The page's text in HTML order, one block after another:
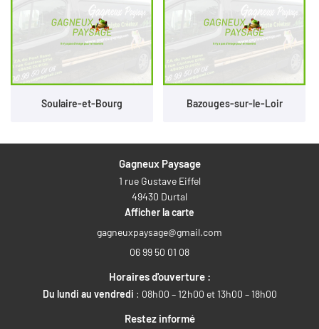
Soulaire-et-Bourg Bazouges-sur-le-Loir
Gagneux Paysage
1 rue Gustave Eiffel
49430 Durtal
Afficher la carte
06 99 50 01 08
Horaires d'ouverture :
Du lundi au vendredi : 08h00 – 12h00 et 13h00 – 18h00
Restez informé